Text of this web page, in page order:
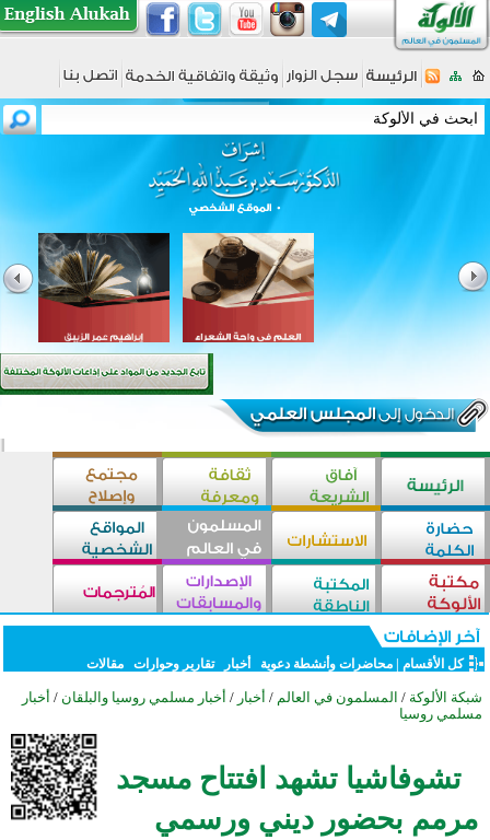
كل الأقسام |محاضرات وأنشطة دعوية أخبار تقارير وحوارات مقالات
شبكة الألوكة / المسلمون في العالم / أخبار / أخبار مسلمي روسيا والبلقان / أخبار
مسلمي روسيا
تشوفاشيا تشهد افتتاح مسجد
مرمم بحضور ديني ورسمي